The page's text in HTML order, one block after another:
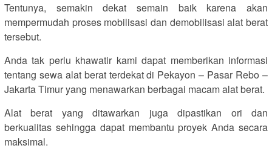
Tentunya, semakin dekat semain baik karena akan
mempermudah proses mobilisasi dan demobilisasi alat berat
tersebut.
Anda tak perlu khawatir kami dapat memberikan informasi
tentang sewa alat berat terdekat di Pekayon – Pasar Rebo –
Jakarta Timur yang menawarkan berbagai macam alat berat.
Alat berat yang ditawarkan juga dipastikan ori dan
berkualitas sehingga dapat membantu proyek Anda secara
maksimal.